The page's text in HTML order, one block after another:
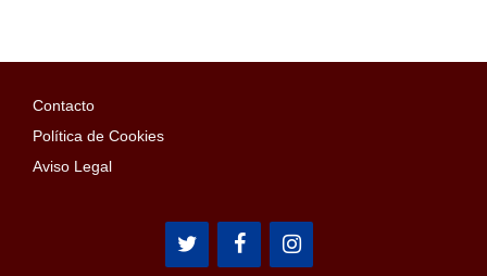
Contacto
Política de Cookies
Aviso Legal